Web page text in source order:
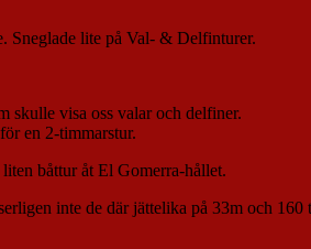
Sneglade lite på Val- & Delfinturer.
skulle visa oss valar och delfiner.
en 2-timmarstur.
båttur åt El Gomerra-hållet.
inte de där jättelika på 33m och 160